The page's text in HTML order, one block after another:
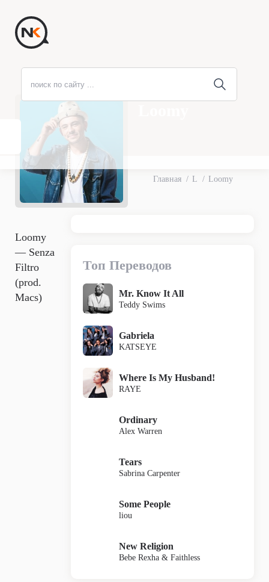
Главная L Loomy
Loomy
— Senza
Filtro
(prod.
Macs)
Топ Переводов
Mr. Know It All
Teddy Swims
Gabriela
KATSEYE
Where Is My Husband!
RAYE
Ordinary
Alex Warren
Tears
Sabrina Carpenter
Some People
liou
New Religion
Bebe Rexha & Faithless